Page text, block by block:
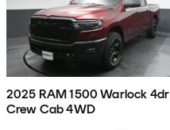
2025 RAM 1500 Warlock 4dr
Crew Cab 4WD